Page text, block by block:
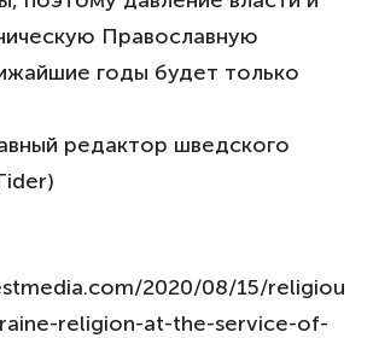
Православную
годы будет только
редактор шведского
2020/08/15/religiou
religion-at-the-service-of-